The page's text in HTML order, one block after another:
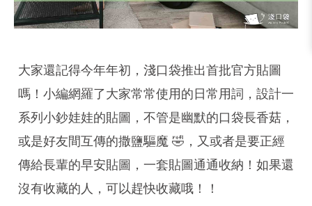
大家還記得今年年初，淺口袋推出首批官方貼圖
嗎！小編網羅了大家常常使用的日常用詞，設計一
系列小鈔娃娃的貼圖，不管是幽默的口袋長香菇，
或是好友間互傳的撒鹽驅魔 🤣，又或者是要正經
傳給長輩的早安貼圖，一套貼圖通通收納！如果還
沒有收藏的人，可以趕快收藏哦！！